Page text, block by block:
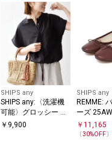
SHIPS any
SHIPS any:〈洗濯機
可能〉グロッシー ド
ロスト バンドカラー
￥ 9,900
SHIPS any
REMME:
ーズ
￥11,165
〔30%OFF〕